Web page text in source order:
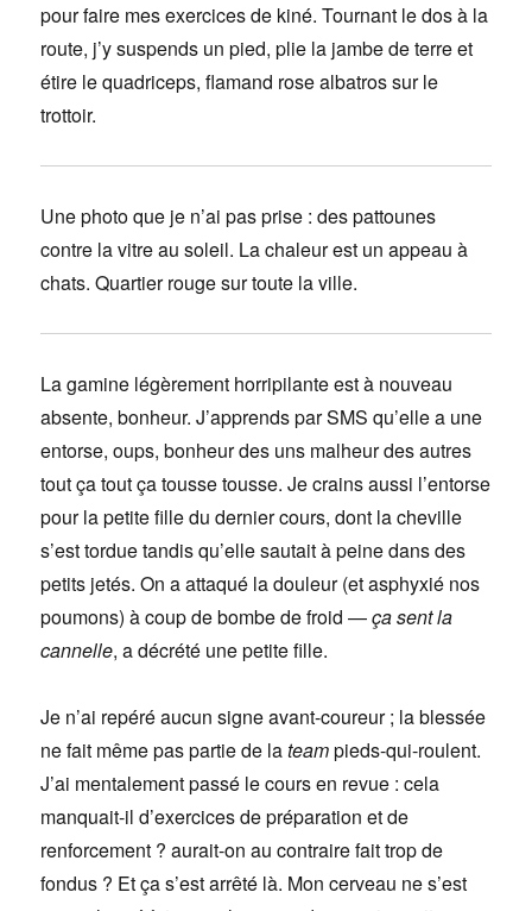
pour faire mes exercices de kiné. Tournant le dos à la
route, j’y suspends un pied, plie la jambe de terre et
étire le quadriceps, flamand rose albatros sur le
trottoir.
Une photo que je n’ai pas prise : des pattounes
contre la vitre au soleil. La chaleur est un appeau à
chats. Quartier rouge sur toute la ville.
La gamine légèrement horripilante est à nouveau
absente, bonheur. J’apprends par SMS qu’elle a une
entorse, oups, bonheur des uns malheur des autres
tout ça tout ça tousse tousse. Je crains aussi l’entorse
pour la petite fille du dernier cours, dont la cheville
s’est tordue tandis qu’elle sautait à peine dans des
petits jetés. On a attaqué la douleur (et asphyxié nos
poumons) à coup de bombe de froid —ça sent la
cannelle, a décrété une petite fille.
Je n’ai repéré aucun signe avant-coureur ; la blessée
ne fait même pas partie de lateampieds-qui-roulent.
J’ai mentalement passé le cours en revue : cela
manquait-il d’exercices de préparation et de
renforcement ? aurait-on au contraire fait trop de
fondus ? Et ça s’est arrêté là. Mon cerveau ne s’est